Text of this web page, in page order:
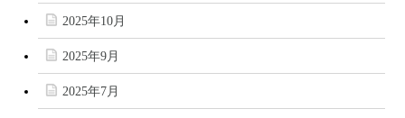
2025年10月
2025年9月
2025年7月